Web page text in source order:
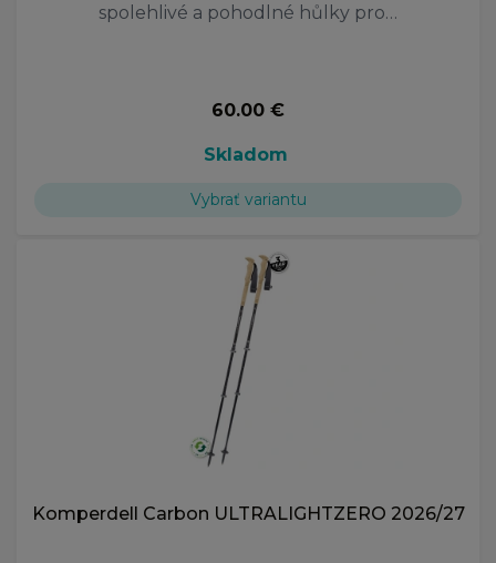
spolehlivé a pohodlné hůlky pro…
60.00 €
Skladom
Vybrať variantu
Komperdell Carbon ULTRALIGHTZERO 2026/27